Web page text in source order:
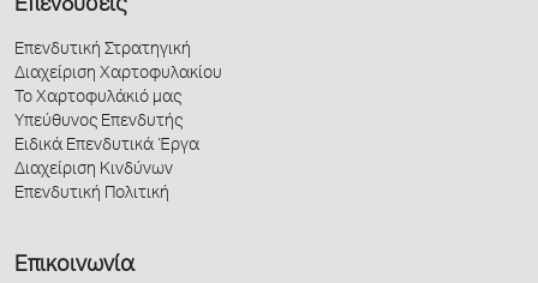
Επενδύσεις
Επενδυτική Στρατηγική
Διαχείριση Χαρτοφυλακίου
Το Χαρτοφυλάκιό μας
Υπεύθυνος Επενδυτής
Ειδικά Επενδυτικά Έργα
Διαχείριση Κινδύνων
Επενδυτική Πολιτική
Επικοινωνία